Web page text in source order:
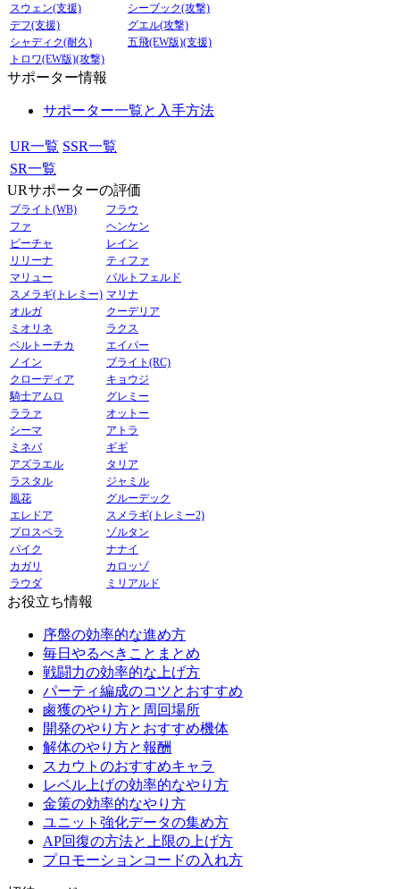
スウェン(支援)
シーブック(攻撃)
デフ(支援)
グエル(攻撃)
シャディク(耐久)
五飛(EW版)(支援)
トロワ(EW版)(攻撃)
サポーター情報
サポーター一覧と入手方法
UR一覧 SSR一覧
SR一覧
URサポーターの評価
ブライト(WB)
フラウ
ファ
ヘンケン
ビーチャ
レイン
リリーナ
ティファ
マリュー
バルトフェルド
スメラギ(トレミー) マリナ
オルガ
クーデリア
ミオリネ
ラクス
ベルトーチカ
エイパー
ノイン
ブライト(RC)
クローディア
キョウジ
騎士アムロ
グレミー
ララァ
オットー
シーマ
アトラ
ミネバ
ギギ
アズラエル
タリア
ラスタル
ジャミル
風花
グルーデック
エレドア
スメラギ(トレミー2)
プロスペラ
ゾルタン
パイク
ナナイ
カガリ
カロッゾ
ラウダ
ミリアルド
お役立ち情報
序盤の効率的な進め方
毎日やるべきことまとめ
戦闘力の効率的な上げ方
パーティ編成のコツとおすすめ
鹵獲のやり方と周回場所
開発のやり方とおすすめ機体
解体のやり方と報酬
スカウトのおすすめキャラ
レベル上げの効率的なやり方
金策の効率的なやり方
ユニット強化データの集め方
AP回復の方法と上限の上げ方
プロモーションコードの入れ方